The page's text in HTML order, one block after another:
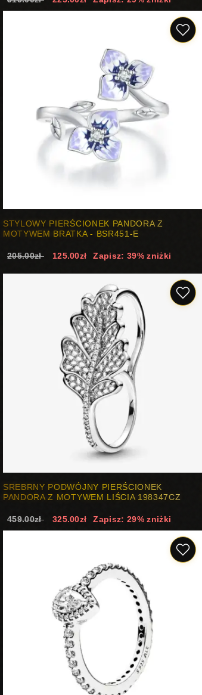
STYLOWY PIERŚCIONEK PANDORA Z
MOTYWEM BRATKA - BSR451-E
205.00zł 125.00zł Zapisz: 39% zniżki
SREBRNY PODWÓJNY PIERŚCIONEK
PANDORA Z MOTYWEM LIŚCIA 198347CZ
459.00zł 325.00zł Zapisz: 29% zniżki